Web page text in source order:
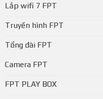
Lắp wifi 7 FPT
Truyền hình FPT
Tổng đài FPT
Camera FPT
FPT PLAY BOX